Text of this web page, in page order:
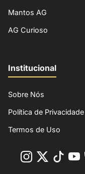
Mantos AG
AG Curioso
Institucional
Sobre Nós
Política de Privacidade
Termos de Uso